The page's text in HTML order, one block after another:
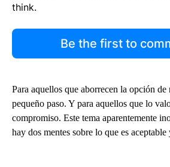
think.
Be the first to
Para aquellos que aborrecen la opción de
pequeño paso. Y para aquellos que lo
compromiso. Este tema aparentemente
hay dos mentes sobre lo que es